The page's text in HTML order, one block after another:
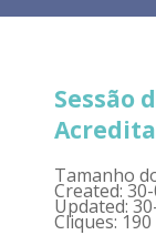
Sessão
Tamanho
Created:
Updated:
Cliques: 190